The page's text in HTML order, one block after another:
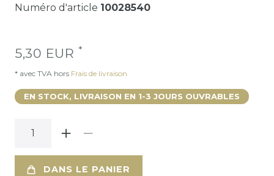
Numéro d'article 10028540
5,30 EUR *
* avec TVA hors Frais de livraison
EN STOCK, LIVRAISON EN 1-3 JOURS OUVRABLES
DANS LE PANIER